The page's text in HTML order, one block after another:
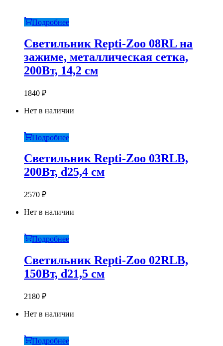
Подробнее
Светильник Repti-Zoo 08RL на
зажиме, металлическая сетка,
200Вт, 14,2 см
1840 ₽
Нет в наличии
Подробнее
Светильник Repti-Zoo 03RLB,
200Вт, d25,4 см
2570 ₽
Нет в наличии
Подробнее
Светильник Repti-Zoo 02RLB,
150Вт, d21,5 см
2180 ₽
Нет в наличии
Подробнее